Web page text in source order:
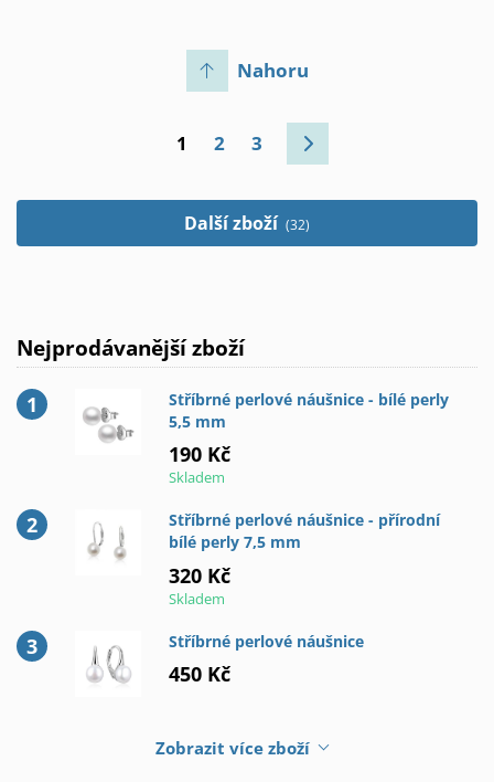
1 2 3
Nahoru
Další zboží (32)
Nejprodávanější zboží
Stříbrné perlové náušnice - bílé perly
5,5 mm
190 Kč
Skladem
Stříbrné perlové náušnice - přírodní
bílé perly 7,5 mm
320 Kč
Skladem
Stříbrné perlové náušnice
450 Kč
Zobrazit více zboží